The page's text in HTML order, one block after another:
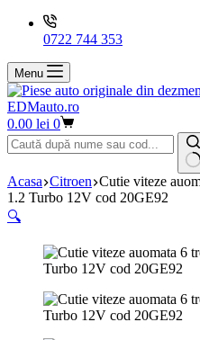
0722 744 353
Menu
EDMauto.ro
Coș
de
cumpărături
0.00 lei 0
Niciun
rezultat
Acasa Citroen Cutie viteze
1.2 Turbo 12V cod 20GE92
🔍